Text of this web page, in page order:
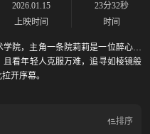
2026.01.15
上映时间
23分32秒
时间
院，主角一条院莉莉是一位醉心绘
看年轻人克服万难，追寻如棱镜般
开序幕。
排序